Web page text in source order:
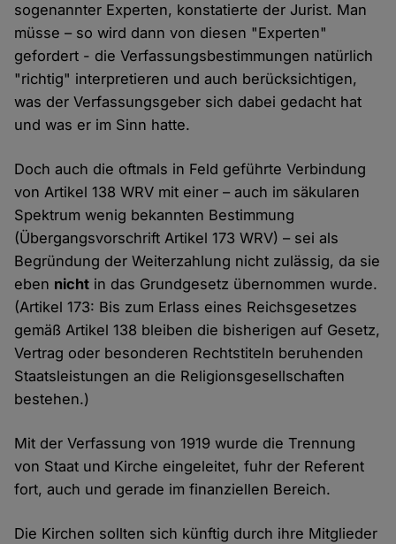
sogenannter Experten, konstatierte der Jurist. Man
müsse – so wird dann von diesen "Experten"
gefordert - die Verfassungsbestimmungen natürlich
"richtig" interpretieren und auch berücksichtigen,
was der Verfassungsgeber sich dabei gedacht hat
und was er im Sinn hatte.
Doch auch die oftmals in Feld geführte Verbindung
von Artikel 138 WRV mit einer – auch im säkularen
Spektrum wenig bekannten Bestimmung
(Übergangsvorschrift Artikel 173 WRV) – sei als
Begründung der Weiterzahlung nicht zulässig, da sie
eben nicht in das Grundgesetz übernommen wurde.
(Artikel 173: Bis zum Erlass eines Reichsgesetzes
gemäß Artikel 138 bleiben die bisherigen auf Gesetz,
Vertrag oder besonderen Rechtstiteln beruhenden
Staatsleistungen an die Religionsgesellschaften
bestehen.)
Mit der Verfassung von 1919 wurde die Trennung
von Staat und Kirche eingeleitet, fuhr der Referent
fort, auch und gerade im finanziellen Bereich.
Die Kirchen sollten sich künftig durch ihre Mitglieder